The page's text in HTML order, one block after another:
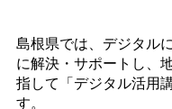
島根県では、デジタル
に解決・サポートし、
指して「デジタル活用
す。